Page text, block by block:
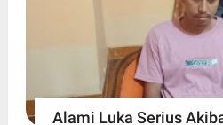
Alami Luka Serius